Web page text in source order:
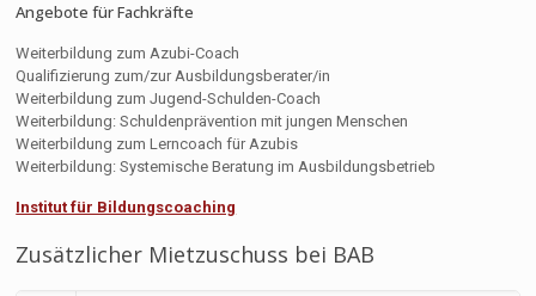
Angebote für Fachkräfte
Weiterbildung zum Azubi-Coach
Qualifizierung zum/zur Ausbildungsberater/in
Weiterbildung zum Jugend-Schulden-Coach
Weiterbildung: Schuldenprävention mit jungen Menschen
Weiterbildung zum Lerncoach für Azubis
Weiterbildung: Systemische Beratung im Ausbildungsbetrieb
Institut für Bildungscoaching
Zusätzlicher Mietzuschuss bei BAB